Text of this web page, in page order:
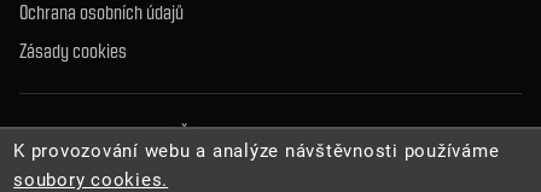
Ochrana osobních údajů
Zásady cookies
© 2026 Správa jeskyní České republiky. Všechna práva vyhrazena.
K provozování webu a analýze návštěvnosti používáme
soubory cookies.